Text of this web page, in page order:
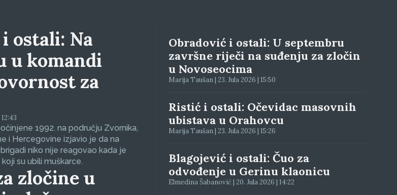
ostali: Na
u komandi
za
1992. na području Zvornika,
i Hercegovine izjavio je da na
niko nije reagovao kada je
su ubili muškarce.
zločine u
Obradović i ostali: U septembru
završne riječi na suđenju za zločin
u Novoseocima
Marija Taušan | 23. Jula 2026 | 15:50
Ristić i ostali: Očevidac masovnih
ubistava u Orahovcu
Marija Taušan | 23. Jula 2026 | 15:26
Blagojević i ostali: Čuo za
odvođenje u Gerinu klaonicu
Elmedina Šabanović | 20. Jula 2026 | 14:22